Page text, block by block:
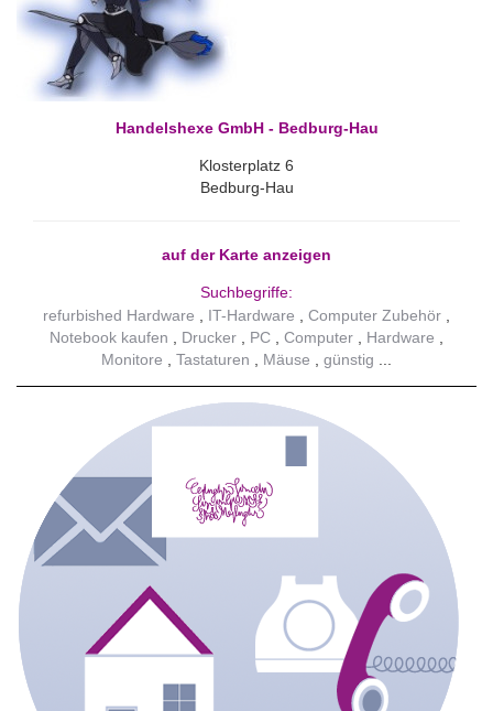
Handelshexe GmbH - Bedburg-Hau
Klosterplatz 6
Bedburg-Hau
auf der Karte anzeigen
Suchbegriffe:
refurbished Hardware
IT-Hardware
Computer Zubehör
Notebook kaufen
Drucker PC Computer
Hardware
Monitore
Tastaturen Mäuse günstig